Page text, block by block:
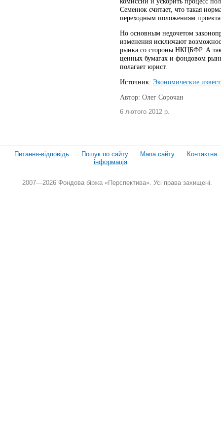
Семенюк считает, что такая
переходным положениям
Но основным недочетом
изменения исключают
рынка со стороны НКЦБФР. А
ценных бумагах и фондовом
полагает юрист.
Источник: Экономические
Автор: Олег Сорочан
6 лютого 2012 р.
Питання-відповідь Пошук по сайту Мапа сайту
Контактна
інформація
2007—2026 Фондова біржа «Перспектива». Усі права захищені.